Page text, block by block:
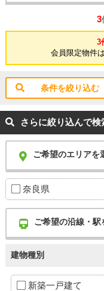
3
3
会員限定物件
条件を絞り込む
さらに絞り込んで検
ご希望のエリアを
奈良県
ご希望の沿線・
建物種別
新築一戸建て